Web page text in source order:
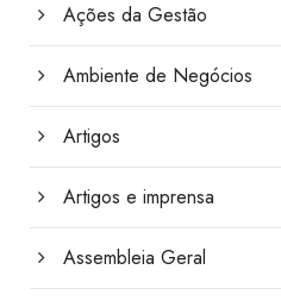
Ações da Gestão
Ambiente de Negócios
Artigos
Artigos e imprensa
Assembleia Geral